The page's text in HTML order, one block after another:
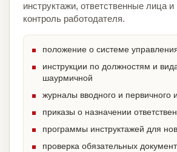
инструктажи, ответственные лица и
контроль работодателя.
положение о системе
инструкции по должностям и
шаурмичной
журналы вводного и первичного
приказы о назначении
программы инструктажей для
проверка обязательных